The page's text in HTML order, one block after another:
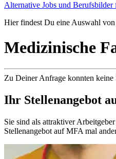
Alternative Jobs und
Hier findest Du eine Auswahl
Medizinische
Zu Deiner Anfrage konnten keine
Ihr Stellenangebot
Sie sind als attraktiver
Stellenangebot auf MFA mal